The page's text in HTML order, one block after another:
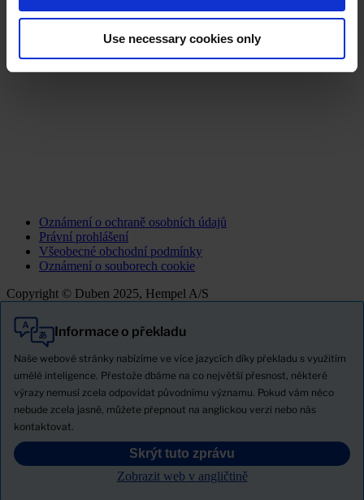
Use necessary cookies only
Oznámení o ochraně osobních údajů
Právní prohlášení
Všeobecné obchodní podmínky
Oznámení o souborech cookie
Copyright © Duben 2025, Hempel A/S
Informace o překladu
Naše webové stránky nabízíme ve více jazycích díky překladu s využitím
umělé inteligence. Přestože dbáme na co největší přesnost, některé
výrazy nemusí zcela odpovídat původnímu významu. Pokud vám něco
nebude zcela jasné, můžete přepnout na anglickou verzi nebo nás
kontaktovat.
Skrýt tuto zprávu
Zobrazit web v angličtině
Vše
Produkty
Stáhněte si bezpečnostní list
PRODUCT NAME
FILTROVAT